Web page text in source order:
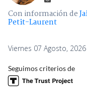
Con información de
Petit-Laurent
Viernes 07 Agosto,
Seguimos criterios de